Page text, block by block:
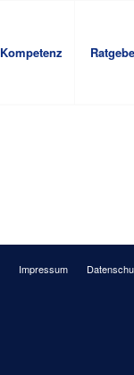
Kompetenz
Impressum